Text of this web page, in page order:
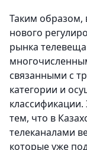
Таким
нового
рынка
связанными с
категории и
тем, что в
телеканалами
которые уже